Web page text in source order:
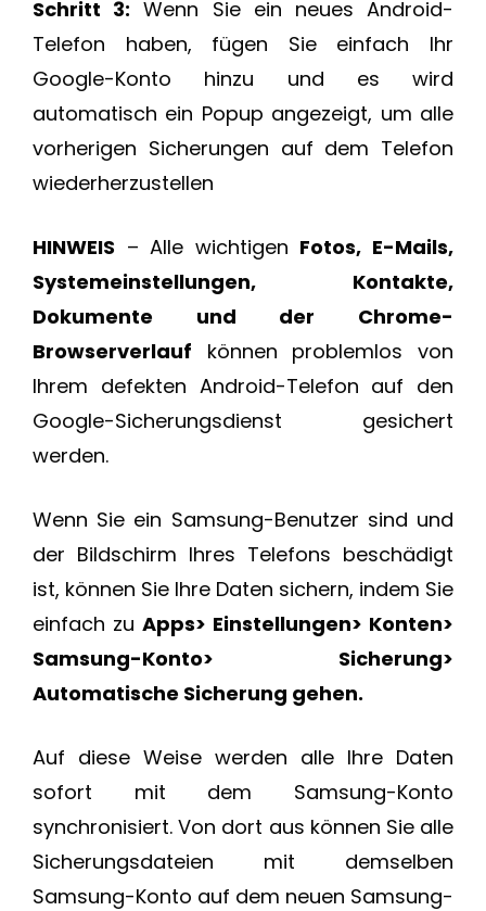
Schritt 3: Wenn Sie ein neues Android-
Telefon haben, fügen Sie einfach Ihr
Google-Konto hinzu und es wird
automatisch ein Popup angezeigt, um alle
vorherigen Sicherungen auf dem Telefon
wiederherzustellen
HINWEIS – Alle wichtigen Fotos, E-Mails,
Systemeinstellungen, Kontakte,
Dokumente und der Chrome-
Browserverlauf können problemlos von
Ihrem defekten Android-Telefon auf den
Google-Sicherungsdienst gesichert
werden.
Wenn Sie ein Samsung-Benutzer sind und
der Bildschirm Ihres Telefons beschädigt
ist, können Sie Ihre Daten sichern, indem Sie
einfach zu Apps> Einstellungen> Konten>
Samsung-Konto> Sicherung>
Automatische Sicherung gehen.
Auf diese Weise werden alle Ihre Daten
sofort mit dem Samsung-Konto
synchronisiert. Von dort aus können Sie alle
Sicherungsdateien mit demselben
Samsung-Konto auf dem neuen Samsung-